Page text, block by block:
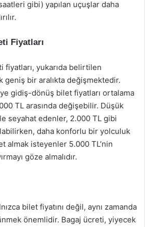
gibi) yapılan uçuşlar daha
Fiyatları
fiyatları, yukarıda belirtilen
geniş bir aralıkta değişmektedir.
gidiş-dönüş bilet fiyatları ortalama
TL arasında değişebilir. Düşük
seyahat edenler, 2.000 TL gibi
daha konforlu bir yolculuk
almak isteyenler 5.000 TL’nin
göze almalıdır.
bilet fiyatını değil, aynı zamanda
önemlidir. Bagaj ücreti, yiyecek